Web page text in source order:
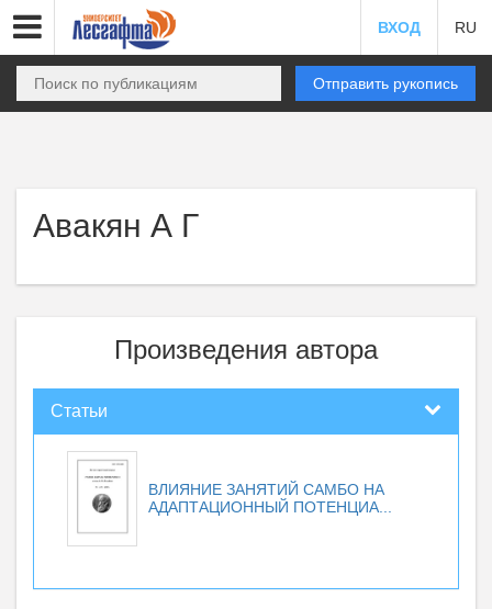
ВХОД RU
Отправить рукопись
Авакян А Г
Произведения автора
Статьи
ВЛИЯНИЕ ЗАНЯТИЙ САМБО НА
АДАПТАЦИОННЫЙ ПОТЕНЦИА...